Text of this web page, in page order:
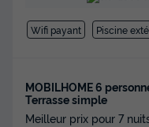
Wifi payant Piscine
MOBILHOME 6
Terrasse simple
Meilleur prix pour 7